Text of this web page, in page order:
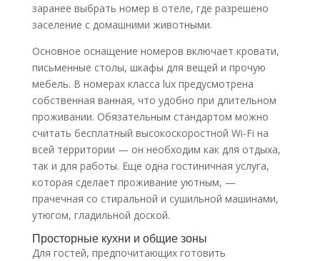
заранее выбрать номер в отеле, где разрешено
заселение с домашними животными.
Основное оснащение номеров включает кровати,
письменные столы, шкафы для вещей и прочую
мебель. В номерах класса lux предусмотрена
собственная ванная, что удобно при длительном
проживании. Обязательным стандартом можно
считать бесплатный высокоскоростной Wi-Fi на
всей территории — он необходим как для отдыха,
так и для работы. Еще одна гостиничная услуга,
которая сделает проживание уютным, —
прачечная со стиральной и сушильной машинами,
утюгом, гладильной доской.
Просторные кухни и общие зоны
Для гостей, предпочитающих готовить